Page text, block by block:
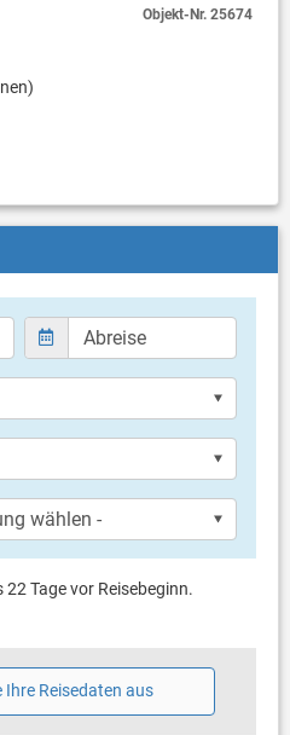
Objekt-Nr. 25674
Tage vor Reisebeginn.
Ihre Reisedaten aus